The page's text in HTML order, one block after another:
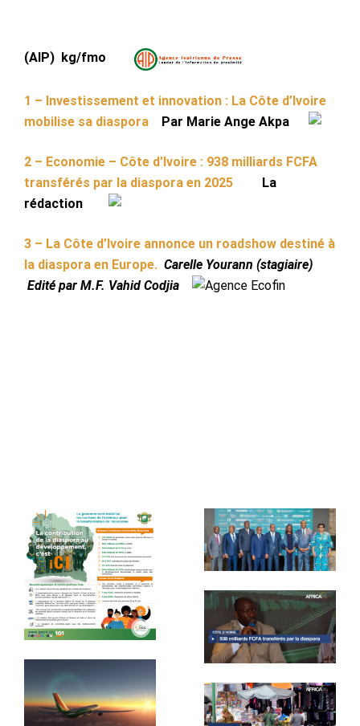
(AIP) kg/fmo
1 – Investissement et innovation : La Côte d’Ivoire
mobilise sa diaspora Par Marie Ange Akpa
2 – Economie – Côte d’Ivoire : 938 milliards FCFA
transférés par la diaspora en 2025
La
rédaction
3 – La Côte d’Ivoire annonce un roadshow destiné à
la diaspora en Europe. Carelle Yourann (stagiaire)
Edité par M.F. Vahid Codjia